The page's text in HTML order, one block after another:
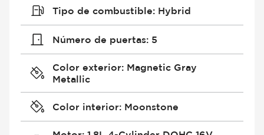
Tipo de combustible: Hybrid
Número de puertas: 5
Color exterior: Magnetic Gray
Metallic
Color interior: Moonstone